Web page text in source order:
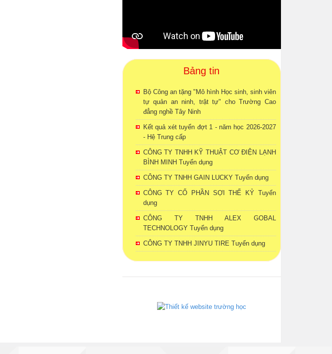
Bảng tin
Bộ Công an tặng "Mô hình Học sinh, sinh viên
tự quản an ninh, trật tự" cho Trường Cao
đẳng nghề Tây Ninh
Kết quả xét tuyển đợt 1 - năm học 2026-2027
- Hệ Trung cấp
CÔNG TY TNHH KỸ THUẬT CƠ ĐIỆN LẠNH
BÌNH MINH Tuyển dụng
CÔNG TY TNHH GAIN LUCKY Tuyển dụng
CÔNG TY CỔ PHẦN SỢI THẾ KỶ Tuyển
dụng
CÔNG TY TNHH ALEX GOBAL
TECHNOLOGY Tuyển dụng
CÔNG TY TNHH JINYU TIRE Tuyển dụng